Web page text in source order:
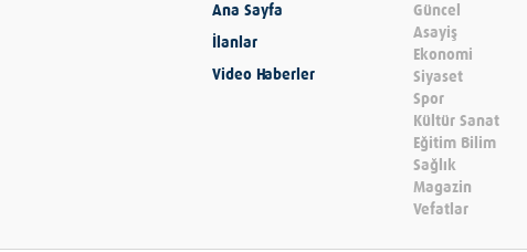
Ana Sayfa
İlanlar
Video Haberler
Güncel
Asayiş
Ekonomi
Siyaset
Spor
Kültür Sanat
Eğitim Bilim
Sağlık
Magazin
Vefatlar